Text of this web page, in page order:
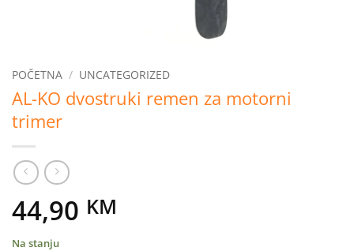
POČETNA / UNCATEGORIZED
AL-KO dvostruki remen za motorni
trimer
44,90 KM
Na stanju